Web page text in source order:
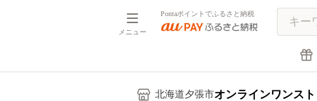
メニュー
Pontaポイントでふるさと納税
北海道夕張市オンラインワンス